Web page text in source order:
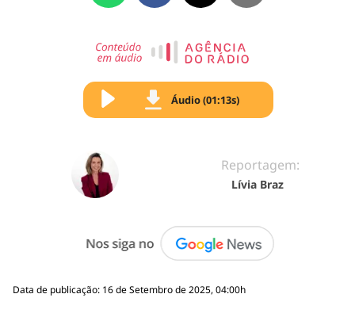
Áudio (01:13s)
Reportagem:
Lívia Braz
Data de publicação: 16 de Setembro de 2025, 04:00h